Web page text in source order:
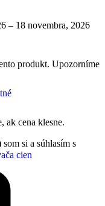
– 18 novembra, 2026
produkt. Upozorníme
ak cena klesne.
som si a súhlasím s
cien